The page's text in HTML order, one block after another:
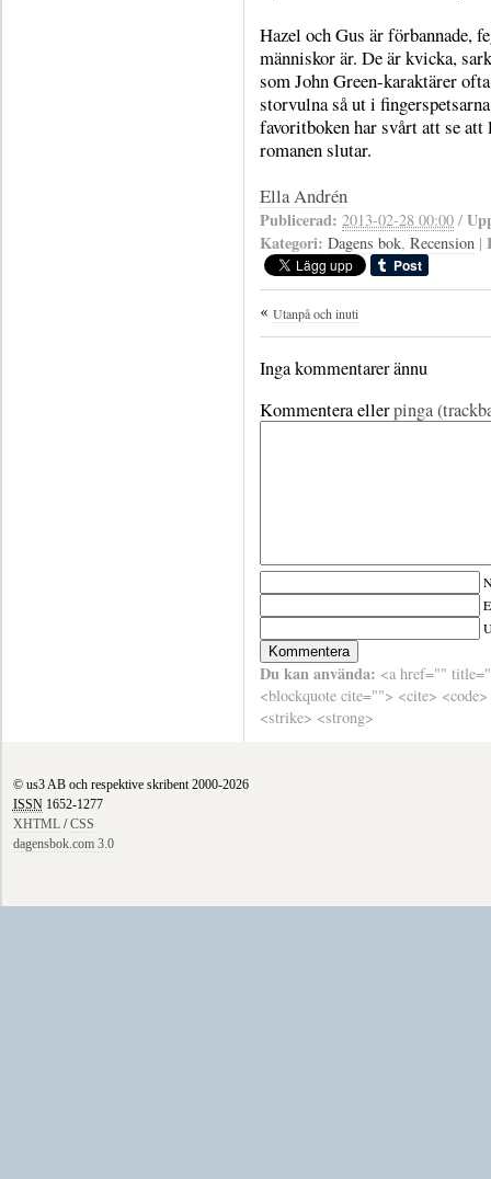
Hazel och Gus är förbannade,
människor är. De är kvicka,
som John Green-karaktärer
storvulna så ut i
favoritboken har svårt att se
romanen slutar.
Ella Andrén
Publicerad: 2013-02-28 00:00 /
Kategori: Dagens bok, Recension |
Utanpå och inuti
Inga kommentarer ännu
Kommentera ellerpinga
Du kan använda: <a href=""
<blockquote cite=""> <cite>
<strike> <strong>
© us3 AB och respektive skribent 2000-2026
ISSN1652-1277
XHTML/CSS
dagensbok.com 3.0